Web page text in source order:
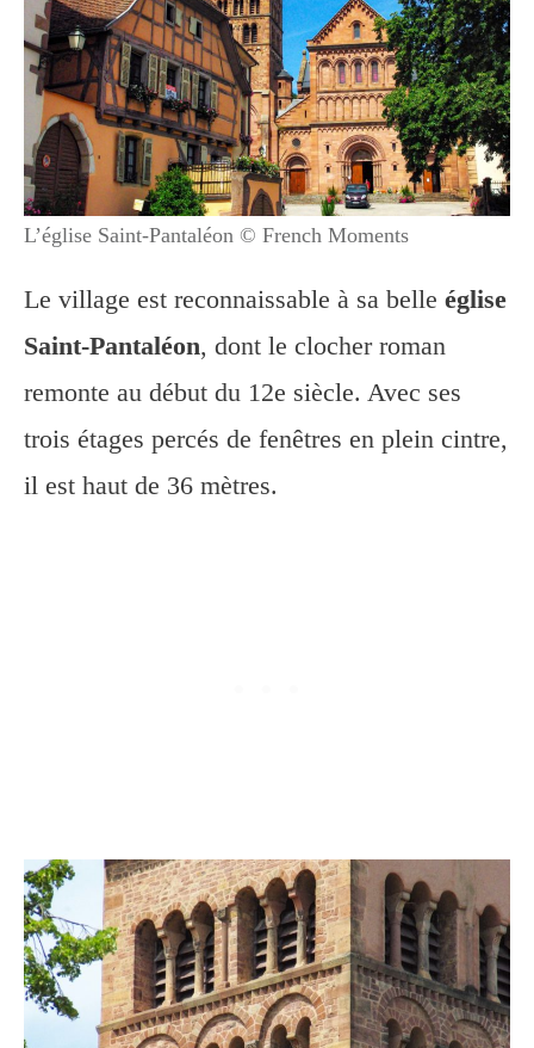
L’église Saint-Pantaléon © French Moments
Le village est reconnaissable à sa belle église
Saint-Pantaléon, dont le clocher roman
remonte au début du 12e siècle. Avec ses
trois étages percés de fenêtres en plein cintre,
il est haut de 36 mètres.